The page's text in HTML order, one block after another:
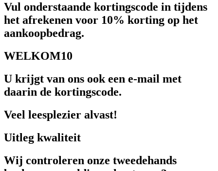
Vul onderstaande kortingscode in tijdens
het afrekenen voor 10% korting op het
aankoopbedrag.
WELKOM10
U krijgt van ons ook een e-mail met
daarin de kortingscode.
Veel leesplezier alvast!
Uitleg kwaliteit
Wij controleren onze tweedehands